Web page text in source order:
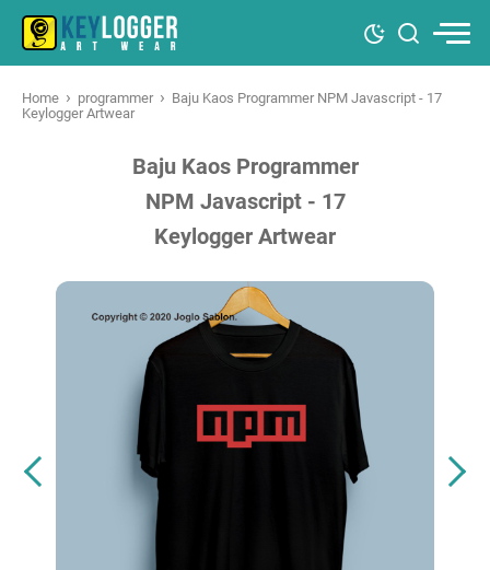
Home › programmer › Baju Kaos Programmer NPM Javascript - 17
Keylogger Artwear
Baju Kaos Programmer
NPM Javascript - 17
Keylogger Artwear